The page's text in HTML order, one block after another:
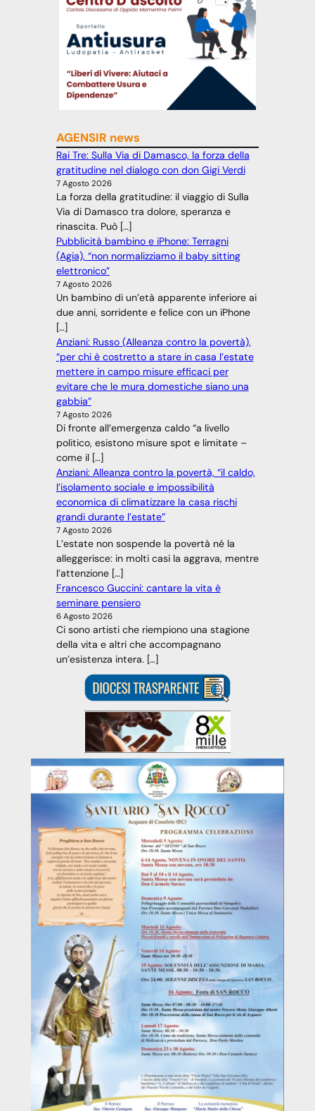
AGENSIR news
Rai Tre: Sulla Via di Damasco, la forza della
gratitudine nel dialogo con don Gigi Verdi
7 Agosto 2026
La forza della gratitudine: il viaggio di Sulla
Via di Damasco tra dolore, speranza e
rinascita. Può […]
Pubblicità bambino e iPhone: Terragni
(Agia), “non normalizziamo il baby sitting
elettronico”
7 Agosto 2026
Un bambino di un’età apparente inferiore ai
due anni, sorridente e felice con un iPhone
[…]
Anziani: Russo (Alleanza contro la povertà),
“per chi è costretto a stare in casa l’estate
mettere in campo misure efficaci per
evitare che le mura domestiche siano una
gabbia”
7 Agosto 2026
Di fronte all’emergenza caldo “a livello
politico, esistono misure spot e limitate –
come il […]
Anziani: Alleanza contro la povertà, “il caldo,
l’isolamento sociale e impossibilità
economica di climatizzare la casa rischi
grandi durante l’estate”
7 Agosto 2026
L’estate non sospende la povertà né la
alleggerisce: in molti casi la aggrava, mentre
l’attenzione […]
Francesco Guccini: cantare la vita è
seminare pensiero
6 Agosto 2026
Ci sono artisti che riempiono una stagione
della vita e altri che accompagnano
un’esistenza intera. […]